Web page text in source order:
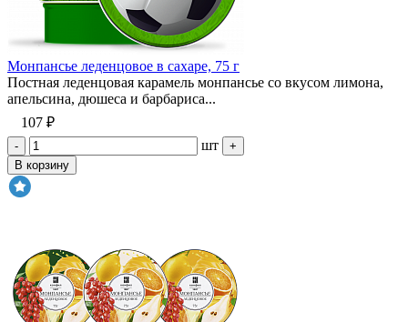
Монпансье леденцовое в сахаре, 75 г
Постная леденцовая карамель монпансье со вкусом лимона,
апельсина, дюшеса и барбариса...
107 ₽
- шт
+
В корзину